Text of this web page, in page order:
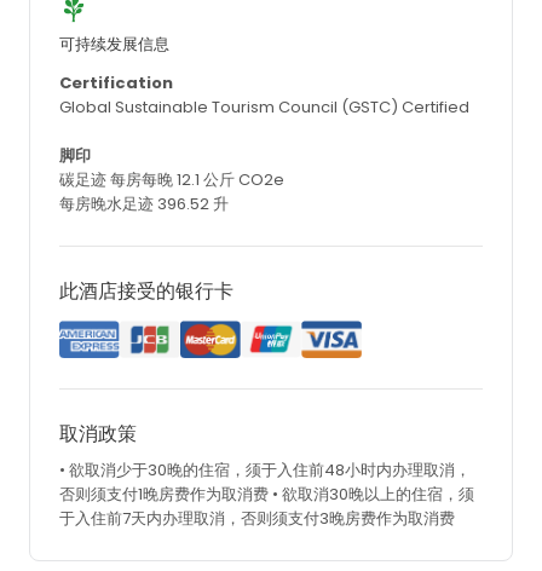
可持续发展信息
Certification
Global Sustainable Tourism Council (GSTC) Certified
脚印
碳足迹 每房每晚 12.1 公斤 CO2e
每房晚水足迹 396.52 升
此酒店接受的银行卡
取消政策
• 欲取消少于30晚的住宿，须于入住前48小时内办理取消，
否则须支付1晚房费作为取消费 • 欲取消30晚以上的住宿，须
于入住前7天内办理取消，否则须支付3晚房费作为取消费